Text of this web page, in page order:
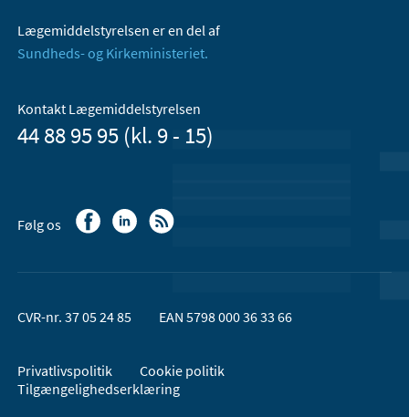
Lægemiddelstyrelsen er en del af
Sundheds- og Kirkeministeriet.
Kontakt Lægemiddelstyrelsen
44 88 95 95 (kl. 9 - 15)
Følg os
CVR-nr. 37 05 24 85 EAN 5798 000 36 33 66
Privatlivspolitik
Cookie politik
Tilgængelighedserklæring